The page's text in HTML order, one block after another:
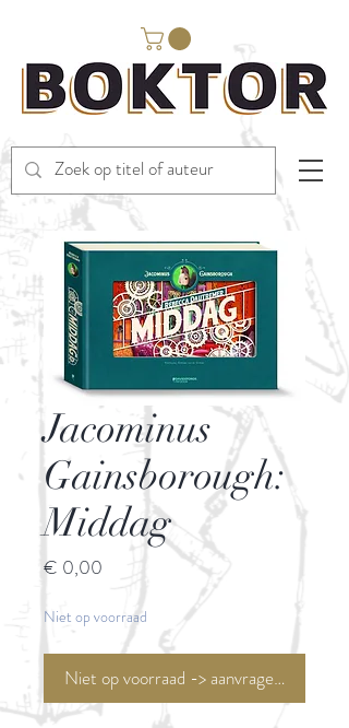
Jacominus
Gainsborough:
Middag
€ 0,00
Niet op voorraad
Niet op voorraad -> aanvragen <-